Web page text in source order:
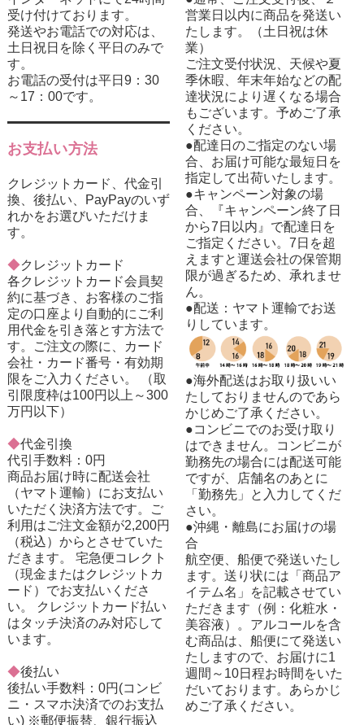
受け付けております。
発送やお電話での対応は、
土日祝日を除く平日のみで
す。
お電話の受付は平日9：30
～17：00です。
お支払い方法
クレジットカード、代金引
換、後払い、PayPayのいず
れかをお選びいただけま
す。
◆クレジットカード
各クレジットカード会員契
約に基づき、お客様のご指
定の口座より自動的にご利
用代金を引き落とす方法で
す。ご注文の際に、カード
会社・カード番号・有効期
限をご入力ください。 （取
引限度枠は100円以上～300
万円以下）
◆代金引換
代引手数料：0円
商品お届け時に配送会社
（ヤマト運輸）にお支払い
いただく決済方法です。ご
利用はご注文金額が2,200円
（税込）からとさせていた
だきます。 宅急便コレクト
（現金またはクレジットカ
ード）でお支払いくださ
い。 クレジットカード払い
はタッチ決済のみ対応して
います。
◆後払い
後払い手数料：0円(コンビ
ニ・スマホ決済でのお支払
い) ※郵便振替、銀行振込
営業日以内に商品を発送い
たします。（土日祝は休
業）
ご注文受付状況、天候や夏
季休暇、年末年始などの配
達状況により遅くなる場合
もございます。予めご了承
ください。
●配達日のご指定のない場
合、お届け可能な最短日を
指定して出荷いたします。
●キャンペーン対象の場
合、『キャンペーン終了日
から7日以内』で配達日を
ご指定ください。7日を超
えますと運送会社の保管期
限が過ぎるため、承れませ
ん。
●配送：ヤマト運輸でお送
りしています。
●海外配送はお取り扱いい
たしておりませんのであら
かじめご了承ください。
●コンビニでのお受け取り
はできません。コンビニが
勤務先の場合には配送可能
ですが、店舗名のあとに
「勤務先」と入力してくだ
さい。
●沖縄・離島にお届けの場
合
航空便、船便で発送いたし
ます。送り状には「商品ア
イテム名」を記載させてい
ただきます（例：化粧水・
美容液）。アルコールを含
む商品は、船便にて発送い
たしますので、お届けに1
週間～10日程お時間をいた
だいております。あらかじ
めご了承ください。